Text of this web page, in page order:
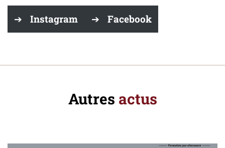
Instagram Facebook
Autres actus